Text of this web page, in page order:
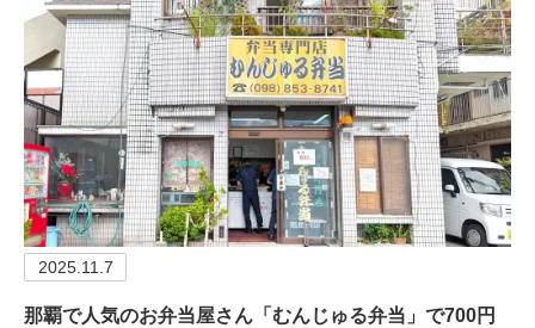
2025.11.7
那覇で人気のお弁当屋さん「むんじゅる弁当」で700円